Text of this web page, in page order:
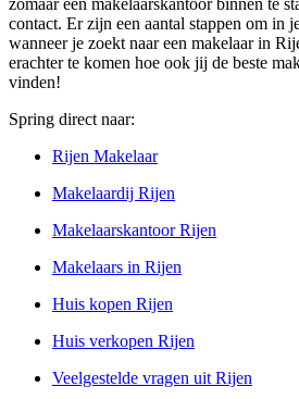
zomaar een makelaarskantoor binnen te
contact. Er zijn een aantal stappen om in
wanneer je zoekt naar een makelaar in
erachter te komen hoe ook jij de beste
vinden!
Spring direct naar:
Rijen Makelaar
Makelaardij Rijen
Makelaarskantoor Rijen
Makelaars in Rijen
Huis kopen Rijen
Huis verkopen Rijen
Veelgestelde vragen uit Rijen